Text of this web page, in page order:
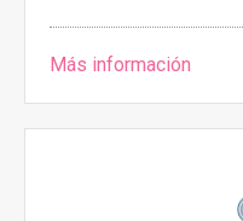
Más información